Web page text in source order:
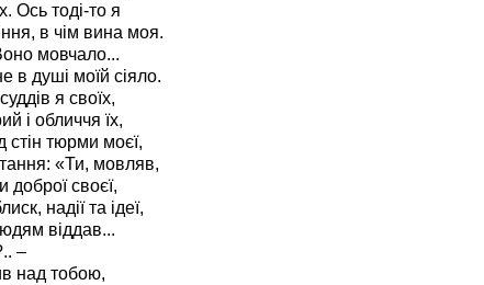
Ось тоді-то я
в чім вина моя.
мовчало...
в душі моїй сіяло.
я своїх,
і обличчя їх,
стін тюрми моєї,
«Ти, мовляв,
доброї своєї,
надії та ідеї,
віддав...
–
над тобою,